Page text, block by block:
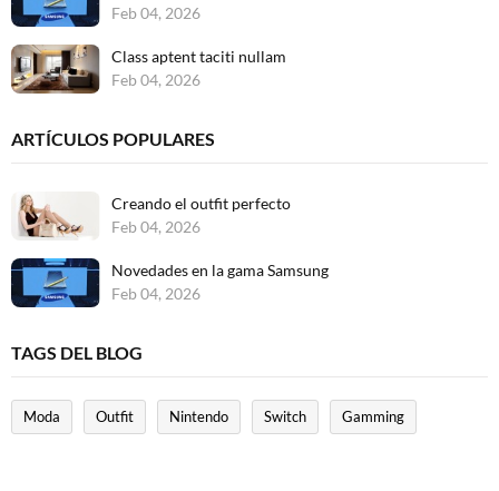
Feb04, 2026
Class aptent taciti nullam
Feb04, 2026
ARTÍCULOS POPULARES
Creando el outfit perfecto
Feb04, 2026
Novedades en la gama Samsung
Feb04, 2026
TAGS DEL BLOG
Moda Outfit Nintendo Switch Gamming